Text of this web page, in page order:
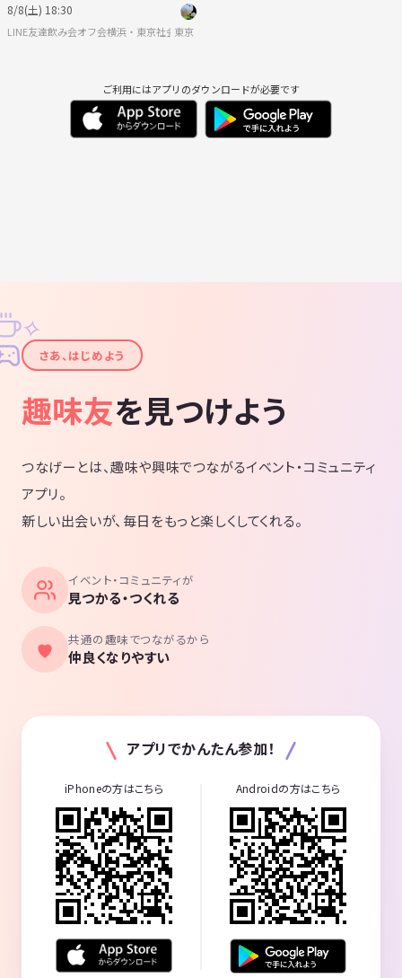
8/8(土) 18:30
LINE友達飲み会オフ会横浜・東京社会人サークル
東京
ご利用にはアプリのダウンロードが必要です
✦
✧
さあ、はじめよう
趣味友を見つけよう
つなげーとは、趣味や興味でつながるイベント・コミュニティ
アプリ。
新しい出会いが、毎日をもっと楽しくしてくれる。
イベント・コミュニティが
見つかる・つくれる
共通の趣味でつながるから
仲良くなりやすい
アプリでかんたん参加！
iPhoneの方はこちら Androidの方はこちら